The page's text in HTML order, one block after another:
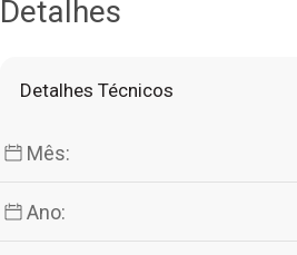
Detalhes
Detalhes Técnicos
Mês:
Ano: